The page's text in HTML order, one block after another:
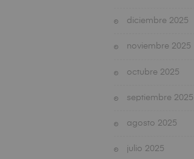
diciembre 2025
noviembre 2025
octubre 2025
septiembre 2025
agosto 2025
julio 2025